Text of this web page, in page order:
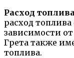
Расход
расход
зависимости
Грета также
топлива.